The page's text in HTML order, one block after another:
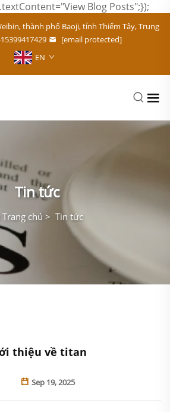
Blog Posts";});
thành phố Baoji, tỉnh Thiểm Tây, Trung
[email protected]
EN
Tin tức
Trang chủ > Tin tức
thiệu về titan
Sep 19, 2025